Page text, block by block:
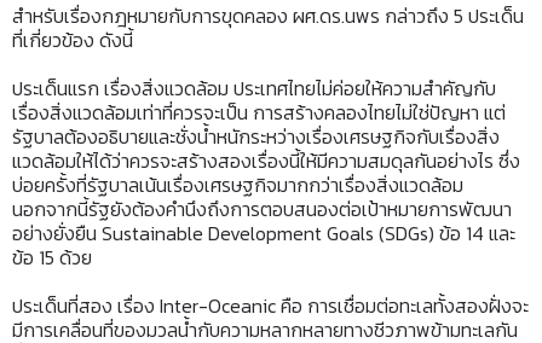
สำหรับเรื่องกฎหมายกับการขุดคลอง ผศ.ดร.นพร กล่าวถึง 5 ประเด็น
ที่เกี่ยวข้อง ดังนี้
ประเด็นแรก เรื่องสิ่งแวดล้อม ประเทศไทยไม่ค่อยให้ความสำคัญกับ
เรื่องสิ่งแวดล้อมเท่าที่ควรจะเป็น การสร้างคลองไทยไม่ใช่ปัญหา แต่
รัฐบาลต้องอธิบายและชั่งน้ำหนักระหว่างเรื่องเศรษฐกิจกับเรื่องสิ่ง
แวดล้อมให้ได้ว่าควรจะสร้างสองเรื่องนี้ให้มีความสมดุลกันอย่างไร ซึ่ง
บ่อยครั้งที่รัฐบาลเน้นเรื่องเศรษฐกิจมากกว่าเรื่องสิ่งแวดล้อม
นอกจากนี้รัฐยังต้องคำนึงถึงการตอบสนองต่อเป้าหมายการพัฒนา
อย่างยั่งยืน Sustainable Development Goals (SDGs) ข้อ 14 และ
ข้อ 15 ด้วย
ประเด็นที่สอง เรื่อง Inter-Oceanic คือ การเชื่อมต่อทะเลทั้งสองฝั่งจะ
มีการเคลื่อนที่ของมวลน้ำกับความหลากหลายทางชีวภาพข้ามทะเลกัน